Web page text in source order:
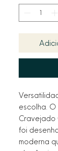
escolha. O
Cravejado
foi
moderna